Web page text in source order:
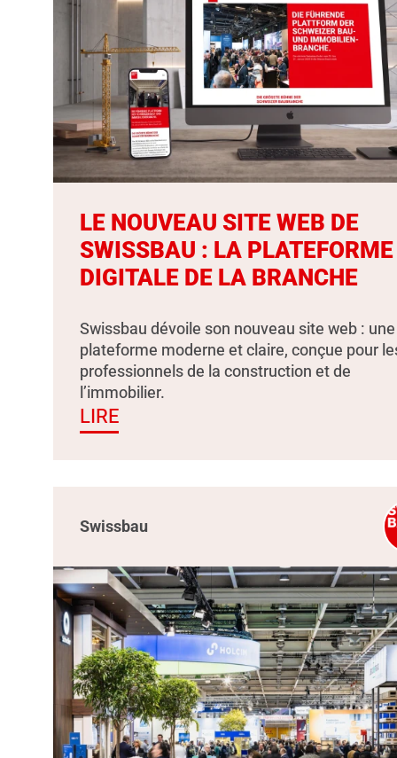
LE NOUVEAU SITE WEB DE
SWISSBAU : LA PLATEFORME
DIGITALE DE LA BRANCHE
Swissbau dévoile son nouveau site web : une
plateforme moderne et claire, conçue pour
professionnels de la construction et de
l’immobilier.
LIRE
Swissbau